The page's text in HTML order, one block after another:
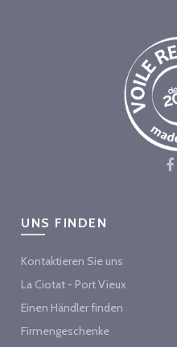
UNS FINDEN
Kontaktieren Sie uns
La Ciotat - Port Vieux
Einen Händler finden
Firmengeschenke